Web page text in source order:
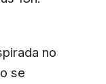
no
se